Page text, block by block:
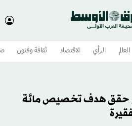
العالم الرأي الاقتصاد ثقافة وفنون
حقق هدف تخصيص مائة